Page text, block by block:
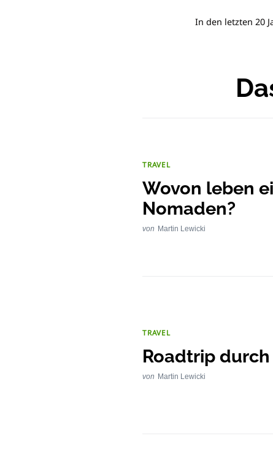
In den letzten 20
TRAVEL
Wovon leben
Nomaden?
von Martin Lewicki
TRAVEL
Roadtrip
von Martin Lewicki